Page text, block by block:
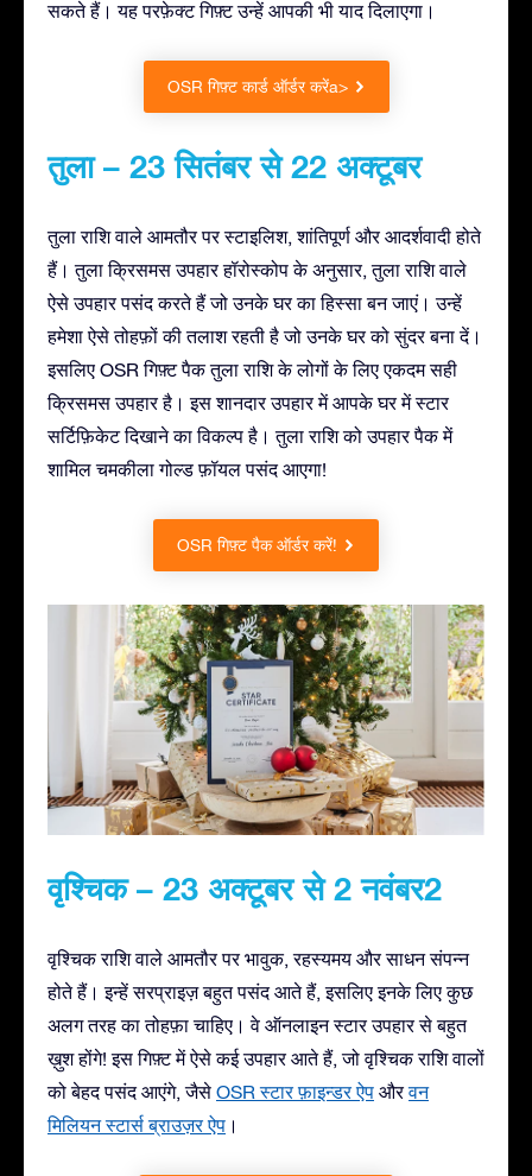
सकते हैं। यह परफ़ेक्ट गिफ़्ट उन्हें आपकी भी याद दिलाएगा।
OSR गिफ़्ट कार्ड ऑर्डर करेंa>
तुला – 23 सितंबर से 22 अक्टूबर
तुला राशि वाले आमतौर पर स्टाइलिश, शांतिपूर्ण और आदर्शवादी होते
हैं। तुला क्रिसमस उपहार हॉरोस्कोप के अनुसार, तुला राशि वाले
ऐसे उपहार पसंद करते हैं जो उनके घर का हिस्सा बन जाएं। उन्हें
हमेशा ऐसे तोहफ़ों की तलाश रहती है जो उनके घर को सुंदर बना दें।
इसलिए OSR गिफ़्ट पैक तुला राशि के लोगों के लिए एकदम सही
क्रिसमस उपहार है। इस शानदार उपहार में आपके घर में स्टार
सर्टिफ़िकेट दिखाने का विकल्प है। तुला राशि को उपहार पैक में
शामिल चमकीला गोल्ड फ़ॉयल पसंद आएगा!
OSR गिफ़्ट पैक ऑर्डर करें!
वृश्चिक – 23 अक्टूबर से 2 नवंबर2
वृश्चिक राशि वाले आमतौर पर भावुक, रहस्यमय और साधन संपन्न
होते हैं। इन्हें सरप्राइज़ बहुत पसंद आते हैं, इसलिए इनके लिए कुछ
अलग तरह का तोहफ़ा चाहिए। वे ऑनलाइन स्टार उपहार से बहुत
ख़ुश होंगे! इस गिफ़्ट में ऐसे कई उपहार आते हैं, जो वृश्चिक राशि वालों
को बेहद पसंद आएंगे, जैसे OSR स्टार फ़ाइन्डर ऐप औरवन
मिलियन स्टार्स ब्राउज़र ऐप ।